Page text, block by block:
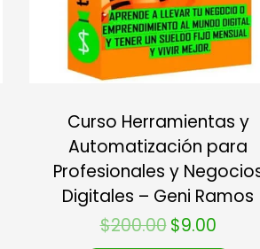
Curso Herramientas y
Automatización para
Profesionales y
Digitales – Geni Ramos
$200.00 $9.00